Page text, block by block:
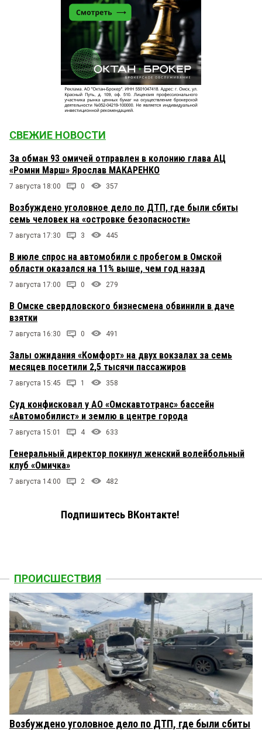
СВЕЖИЕ НОВОСТИ
За обман 93 омичей отправлен в колонию глава АЦ
«Ромни Марш» Ярослав МАКАРЕНКО
7 августа 18:00 0 357
Возбуждено уголовное дело по ДТП, где были сбиты
семь человек на «островке безопасности»
7 августа 17:30 3 445
В июле спрос на автомобили с пробегом в Омской
области оказался на 11% выше, чем год назад
7 августа 17:00 0 279
В Омске свердловского бизнесмена обвинили в даче
взятки
7 августа 16:30 0 491
Залы ожидания «Комфорт» на двух вокзалах за семь
месяцев посетили 2,5 тысячи пассажиров
7 августа 15:45 1 358
Суд конфисковал у АО «Омскавтотранс» бассейн
«Автомобилист» и землю в центре города
7 августа 15:01 4 633
Генеральный директор покинул женский волейбольный
клуб «Омичка»
7 августа 14:00 2 482
Подпишитесь ВКонтакте!
ПРОИСШЕСТВИЯ
Возбуждено уголовное дело по ДТП, где были сбиты